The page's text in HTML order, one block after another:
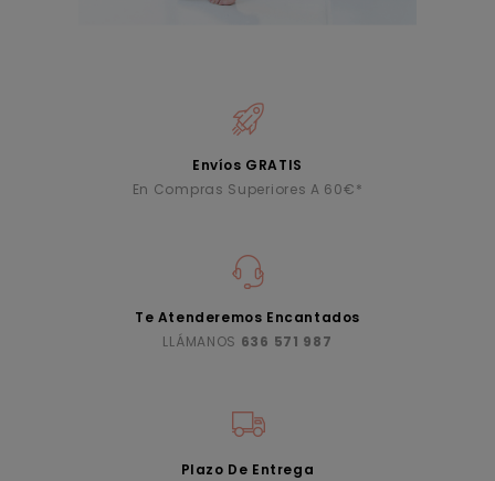
Envíos GRATIS
En Compras Superiores A 60€*
Te Atenderemos Encantados
LLÁMANOS 636 571 987
Plazo De Entrega